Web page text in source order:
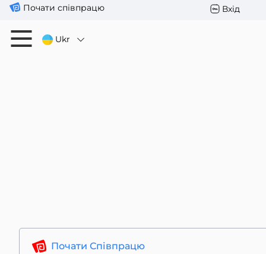
Почати співпрацю Вхід
Ukr
Почати Співпрацю